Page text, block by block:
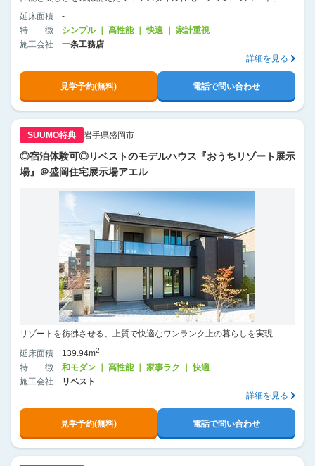
延床面積
-
特徴
シンプル ｜ 高性能 ｜ 快適 ｜ 家計重視
施工会社
一条工務店
詳細を見る
見学予約(無料) 電話で問い合わせ
SUUMO特典 岩手県盛岡市
◎宿泊体験可◎リベストのモデルハウス『おうちリゾート展示
場』＠盛岡住宅展示場アエル
リゾートを彷彿させる、上質で快適なワンランク上の暮らしを実現
延床面積
139.94m2
特徴
和モダン ｜ 高性能 ｜ 家事ラク ｜ 快適
施工会社
リベスト
詳細を見る
見学予約(無料) 電話で問い合わせ